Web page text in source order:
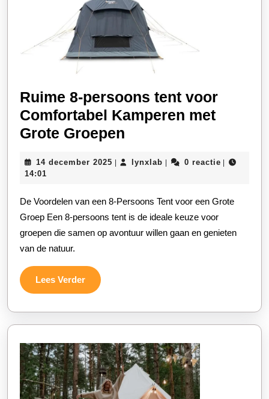
Ruime 8-persoons tent voor
Comfortabel Kamperen met
Grote Groepen
persoons
voor
Comfortabel
Kamperen
14 december 2025 14
| lynxlab lynxlab
| 0 reactie |
14:01
De Voordelen van een 8-Persoons Tent voor een Grote
Groep Een 8-persoons tent is de ideale keuze voor
groepen die samen op avontuur willen gaan en genieten
van de natuur.
Lees VerderLees
Verder